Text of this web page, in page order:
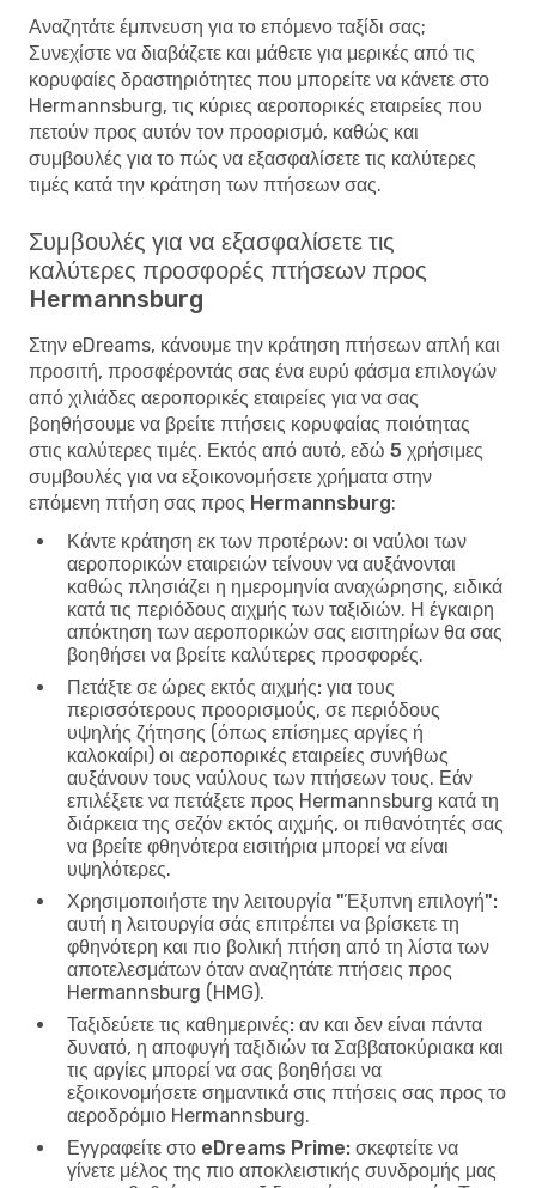
Αναζητάτε έμπνευση για το επόμενο ταξίδι σας;
Συνεχίστε να διαβάζετε και μάθετε για μερικές από τις
κορυφαίες δραστηριότητες που μπορείτε να κάνετε στο
Hermannsburg, τις κύριες αεροπορικές εταιρείες που
πετούν προς αυτόν τον προορισμό, καθώς και
συμβουλές για το πώς να εξασφαλίσετε τις καλύτερες
τιμές κατά την κράτηση των πτήσεων σας.
Συμβουλές για να εξασφαλίσετε τις
καλύτερες προσφορές πτήσεων προς
Hermannsburg
Στην eDreams, κάνουμε την κράτηση πτήσεων απλή και
προσιτή, προσφέροντάς σας ένα ευρύ φάσμα επιλογών
από χιλιάδες αεροπορικές εταιρείες για να σας
βοηθήσουμε να βρείτε πτήσεις κορυφαίας ποιότητας
στις καλύτερες τιμές. Εκτός από αυτό, εδώ 5 χρήσιμες
συμβουλές για να εξοικονομήσετε χρήματα στην
επόμενη πτήση σας προς Hermannsburg:
Κάντε κράτηση εκ των προτέρων: οι ναύλοι των
αεροπορικών εταιρειών τείνουν να αυξάνονται
καθώς πλησιάζει η ημερομηνία αναχώρησης, ειδικά
κατά τις περιόδους αιχμής των ταξιδιών. Η έγκαιρη
απόκτηση των αεροπορικών σας εισιτηρίων θα σας
βοηθήσει να βρείτε καλύτερες προσφορές.
Πετάξτε σε ώρες εκτός αιχμής: για τους
περισσότερους προορισμούς, σε περιόδους
υψηλής ζήτησης (όπως επίσημες αργίες ή
καλοκαίρι) οι αεροπορικές εταιρείες συνήθως
αυξάνουν τους ναύλους των πτήσεων τους. Εάν
επιλέξετε να πετάξετε προς Hermannsburg κατά τη
διάρκεια της σεζόν εκτός αιχμής, οι πιθανότητές σας
να βρείτε φθηνότερα εισιτήρια μπορεί να είναι
υψηλότερες.
Χρησιμοποιήστε την λειτουργία "Έξυπνη επιλογή":
αυτή η λειτουργία σάς επιτρέπει να βρίσκετε τη
φθηνότερη και πιο βολική πτήση από τη λίστα των
αποτελεσμάτων όταν αναζητάτε πτήσεις προς
Hermannsburg (HMG).
Ταξιδεύετε τις καθημερινές: αν και δεν είναι πάντα
δυνατό, η αποφυγή ταξιδιών τα Σαββατοκύριακα και
τις αργίες μπορεί να σας βοηθήσει να
εξοικονομήσετε σημαντικά στις πτήσεις σας προς το
αεροδρόμιο Hermannsburg.
Εγγραφείτε στο eDreams Prime: σκεφτείτε να
γίνετε μέλος της πιο αποκλειστικής συνδρομής μας